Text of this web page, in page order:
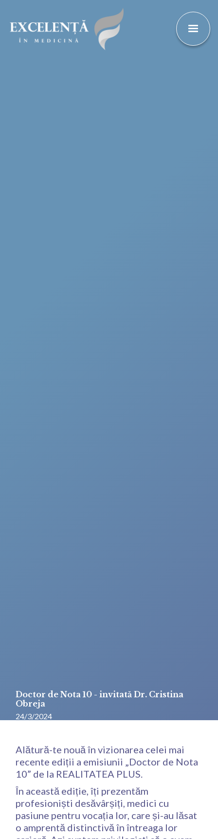
Doctor de Nota 10 - invitată Dr. Cristina
Obreja
24/3/2024
Alătură-te nouă în vizionarea celei mai
recente ediții a emisiunii „Doctor de Nota
10” de la REALITATEA PLUS.
În această ediție, îți prezentăm
profesioniști desăvârșiți, medici cu
pasiune pentru vocația lor, care și-au lăsat
o amprentă distinctivă în întreaga lor